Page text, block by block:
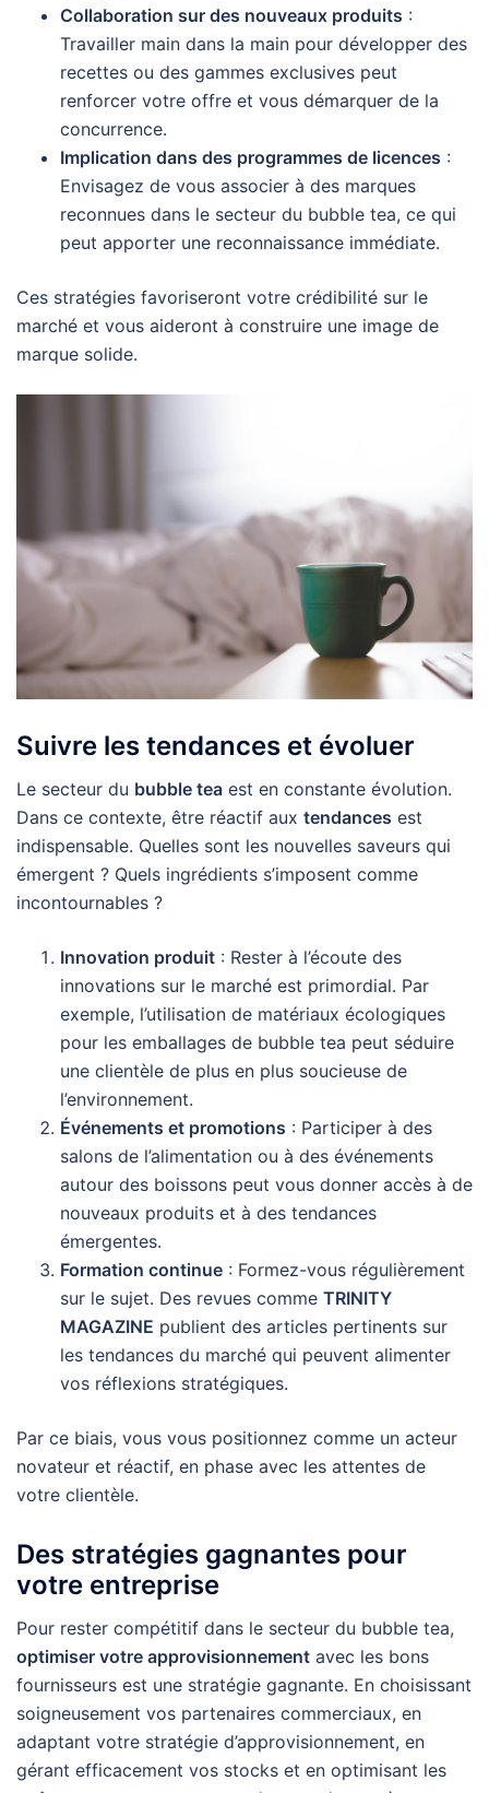
Collaboration sur des nouveaux produits :
Travailler main dans la main pour développer des
recettes ou des gammes exclusives peut
renforcer votre offre et vous démarquer de la
concurrence.
Implication dans des programmes de licences :
Envisagez de vous associer à des marques
reconnues dans le secteur du bubble tea, ce qui
peut apporter une reconnaissance immédiate.
Ces stratégies favoriseront votre crédibilité sur le
marché et vous aideront à construire une image de
marque solide.
Suivre les tendances et évoluer
Le secteur du bubble tea est en constante évolution.
Dans ce contexte, être réactif aux tendances est
indispensable. Quelles sont les nouvelles saveurs qui
émergent ? Quels ingrédients s’imposent comme
incontournables ?
Innovation produit : Rester à l’écoute des
innovations sur le marché est primordial. Par
exemple, l’utilisation de matériaux écologiques
pour les emballages de bubble tea peut séduire
une clientèle de plus en plus soucieuse de
l’environnement.
Événements et promotions : Participer à des
salons de l’alimentation ou à des événements
autour des boissons peut vous donner accès à de
nouveaux produits et à des tendances
émergentes.
Formation continue : Formez-vous régulièrement
sur le sujet. Des revues comme TRINITY
MAGAZINE publient des articles pertinents sur
les tendances du marché qui peuvent alimenter
vos réflexions stratégiques.
Par ce biais, vous vous positionnez comme un acteur
novateur et réactif, en phase avec les attentes de
votre clientèle.
Des stratégies gagnantes pour
votre entreprise
Pour rester compétitif dans le secteur du bubble tea,
optimiser votre approvisionnement avec les bons
fournisseurs est une stratégie gagnante. En choisissant
soigneusement vos partenaires commerciaux, en
adaptant votre stratégie d’approvisionnement, en
gérant efficacement vos stocks et en optimisant les